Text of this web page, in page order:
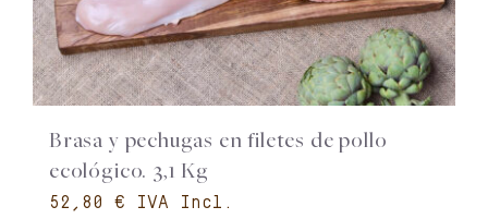
Brasa y pechugas en filetes de pollo
ecológico. 3,1 Kg
€